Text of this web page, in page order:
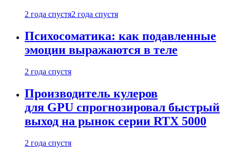
2 года спустя2 года спустя
Психосоматика: как подавленные
эмоции выражаются в теле
2 года спустя
Производитель кулеров
для GPU спрогнозировал быстрый
выход на рынок серии RTX 5000
2 года спустя